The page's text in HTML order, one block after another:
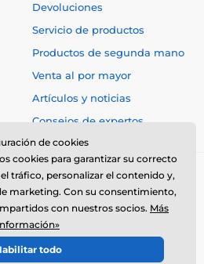
Devoluciones
Servicio de productos
Productos de segunda mano
Venta al por mayor
Artículos y noticias
Consejos de expertos
⦁ Tienda electrónica creada por
SIMPLIA.cz
de cookies
cookies para garantizar su correcto
tráfico, personalizar el contenido y,
marketing. Con su consentimiento,
con nuestros socios. Más
todo